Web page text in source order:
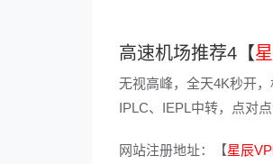
高速机场推荐4【
无视高峰，全天4K秒开
IPLC、IEPL中转，点对
网站注册地址：【星辰